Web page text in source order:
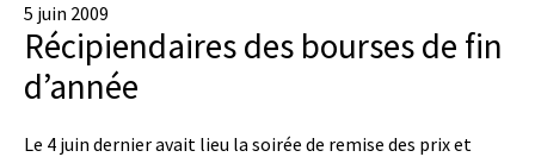
5 juin 2009
Récipiendaires des bourses de fin
d’année
Le 4 juin dernier avait lieu la soirée de remise des prix et